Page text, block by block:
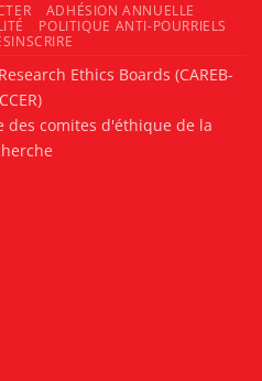
ADHÉSION ANNUELLE
POLITIQUE ANTI-POURRIELS
Ethics Boards (CAREB-
des comites d'éthique de la